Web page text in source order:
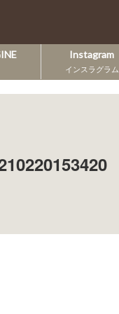
Instagram
インスラグラム